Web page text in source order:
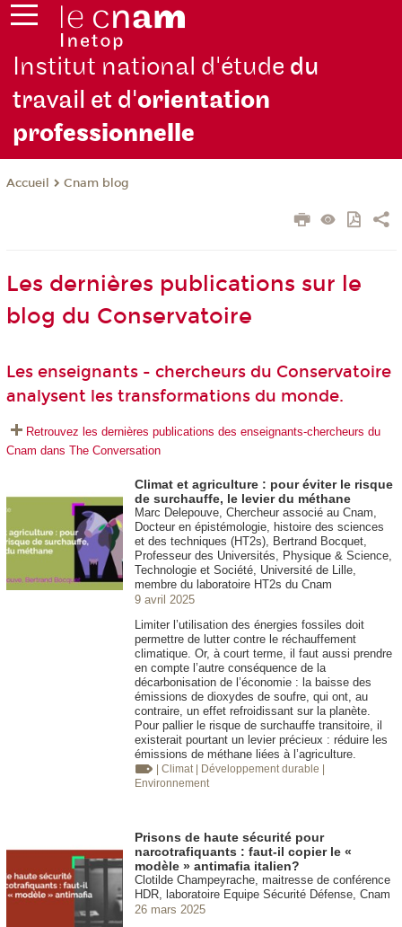
Institut national d'étude du
travail et d'orientation
professionnelle
Accueil Cnam blog
Les dernières publications sur le
blog du Conservatoire
Les enseignants - chercheurs du Conservatoire
analysent les transformations du monde.
Retrouvez les dernières publications des enseignants-chercheurs du
Cnam dans The Conversation
Climat et agriculture : pour éviter le risque
de surchauffe, le levier du méthane
Marc Delepouve, Chercheur associé au Cnam,
Docteur en épistémologie, histoire des sciences
et des techniques (HT2s), Bertrand Bocquet,
Professeur des Universités, Physique & Science,
Technologie et Société, Université de Lille,
membre du laboratoire HT2s du Cnam
9 avril 2025
Limiter l’utilisation des énergies fossiles doit
permettre de lutter contre le réchauffement
climatique. Or, à court terme, il faut aussi prendre
en compte l’autre conséquence de la
décarbonisation de l’économie : la baisse des
émissions de dioxydes de soufre, qui ont, au
contraire, un effet refroidissant sur la planète.
Pour pallier le risque de surchauffe transitoire, il
existerait pourtant un levier précieux : réduire les
émissions de méthane liées à l’agriculture.
| Climat | Développement durable
Environnement
Prisons de haute sécurité pour
narcotrafiquants : faut-il copier le «
modèle » antimafia italien?
Clotilde Champeyrache, maitresse de conférence
HDR, laboratoire Equipe Sécurité Défense, Cnam
26 mars 2025